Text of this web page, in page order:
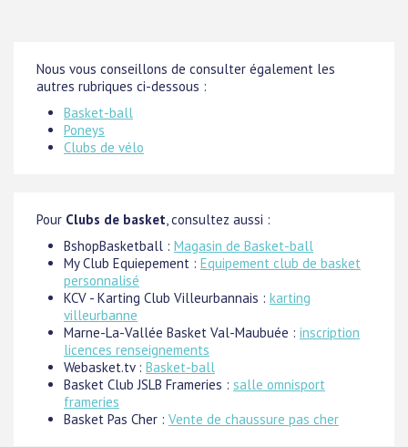
Nous vous conseillons de consulter également les
autres rubriques ci-dessous :
Basket-ball
Poneys
Clubs de vélo
Pour Clubs de basket , consultez aussi :
BshopBasketball : Magasin de Basket-ball
My Club Equiepement : Equipement club de basket
personnalisé
KCV - Karting Club Villeurbannais : karting
villeurbanne
Marne-La-Vallée Basket Val-Maubuée : inscription
licences renseignements
Webasket.tv : Basket-ball
Basket Club JSLB Frameries : salle omnisport
frameries
Basket Pas Cher : Vente de chaussure pas cher